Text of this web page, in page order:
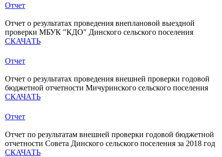
Отчет
Отчет о результатах проведения внеплановой выездной
проверки МБУК "КДО" Динского сельского поселения
СКАЧАТЬ
Отчет
Отчет о результатах проведения внешней проверки годовой
бюджетной отчетности Мичуринского сельского поселения
СКАЧАТЬ
Отчет
Отчет по результатам внешней проверки годовой бюджетной
отчетности Совета Динского сельского поселения за 2018 год
СКАЧАТЬ